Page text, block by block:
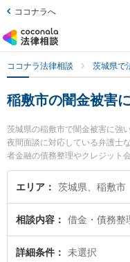
ココナラへ
ココナラ法律相談 茨城県で
稲敷市の闇金被害
茨城県の稲敷市で闇金被害に強
夜間面談に対応している弁護士
者金融の債務整理やクレジット
な分野での絞り込み検索もでき
のプロフィール情報や弁護士費
談無料で闇金被害を法律相談で
でお困りの相談者さんにおすす
エリア 茨城県、稲敷市
相談内容 借金・債務整
詳細条件 未選択